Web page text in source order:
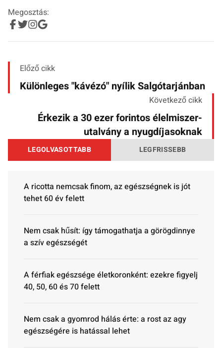
Megosztás:
Előző cikk
Különleges "kávézó" nyílik Salgótarjánban
Következő cikk
Érkezik a 30 ezer forintos élelmiszer-
utalvány a nyugdíjasoknak
LEGOLVASOTTABB LEGFRISSEBB
A ricotta nemcsak finom, az egészségnek is jót
tehet 60 év felett
Nem csak hűsít: így támogathatja a görögdinnye
a szív egészségét
A férfiak egészsége életkoronként: ezekre figyelj
40, 50, 60 és 70 felett
Nem csak a gyomrod hálás érte: a rost az agy
egészségére is hatással lehet